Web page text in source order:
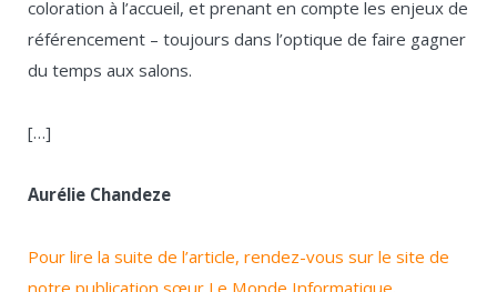
coloration à l’accueil, et prenant en compte les enjeux de
référencement – toujours dans l’optique de faire gagner
du temps aux salons.
[…]
Aurélie Chandeze
Pour lire la suite de l’article, rendez-vous sur le site de